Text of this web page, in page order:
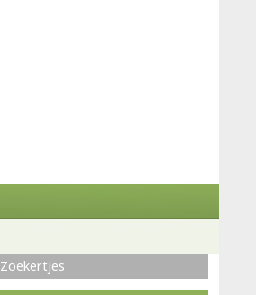
Zoekertjes